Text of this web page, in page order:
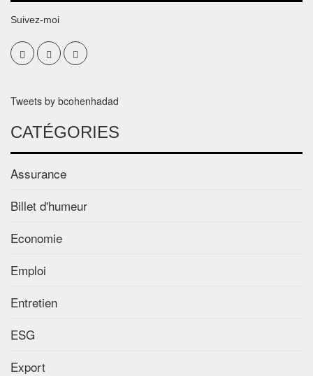
Suivez-moi
Tweets by bcohenhadad
CATÉGORIES
Assurance
Billet d'humeur
Economie
Emploi
Entretien
ESG
Export